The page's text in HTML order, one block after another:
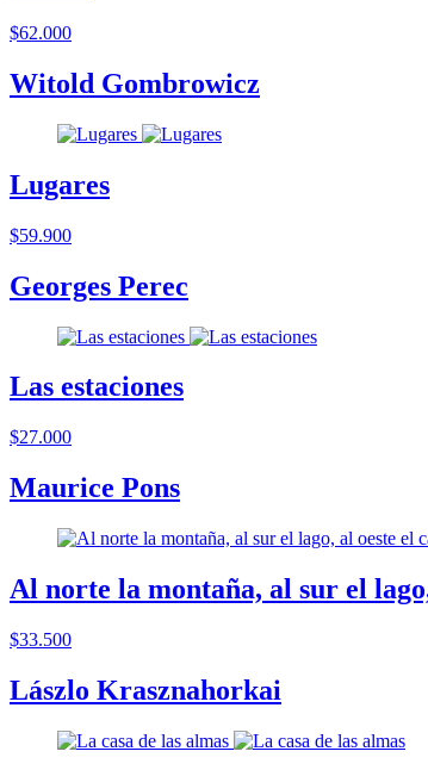
$62.000
Witold Gombrowicz
Lugares
$59.900
Georges Perec
Las estaciones
$27.000
Maurice Pons
Al norte la montaña, al sur el
$33.500
Lászlo Krasznahorkai